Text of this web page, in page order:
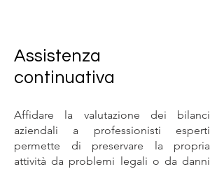
Assistenza
continuativa
Affidare la valutazione dei bilanci
aziendali a professionisti esperti
permette di preservare la propria
attività da problemi legali o da danni